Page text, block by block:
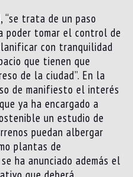
“se trata de un paso
poder tomar el control de
con tranquilidad
que tienen que
de la ciudad”. En la
de manifiesto el interés
ya ha encargado a
un estudio de
puedan albergar
plantas de
ha anunciado además el